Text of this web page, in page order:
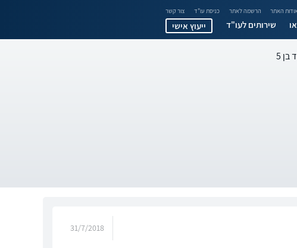
האתר הרשמה לאתר כניסת עו"ד צור קשר
שירותים לעו"ד ייעוץ אישי
5
31/7/2018